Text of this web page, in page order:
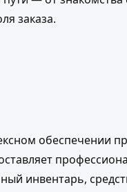
заказа.
обеспечении
инвентарь,